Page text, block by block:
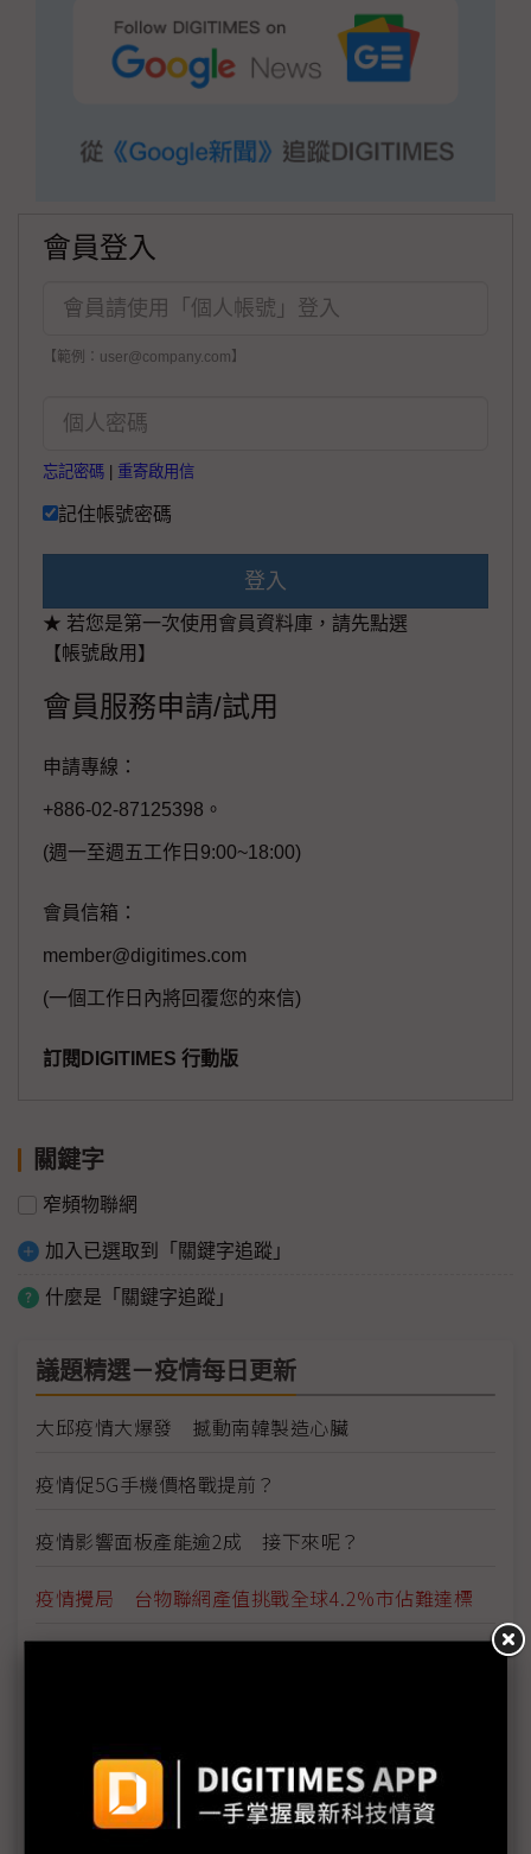
會員登入
【範例：user@company.com】
忘記密碼 重寄啟用信
記住帳號密碼
登入
★ 若您是第一次使用會員資料庫，請先點選
【帳號啟用】
會員服務申請/試用
申請專線：
+886-02-87125398。
(週一至週五工作日9:00~18:00)
會員信箱：
member@digitimes.com
(一個工作日內將回覆您的來信)
訂閱DIGITIMES 行動版
關鍵字
窄頻物聯網
加入已選取到「關鍵字追蹤」
什麼是「關鍵字追蹤」
議題精選－疫情每日更新
大邱疫情大爆發 撼動南韓製造心臟
疫情促5G手機價格戰提前？
疫情影響面板產能逾2成 接下來呢？
疫情攪局 台物聯網產值挑戰全球4.2%市佔難達標
看好5G雲端商機 網通廠積極搶進網路運算市場
因應疫情影響 供應鏈出招拚復工、推新服務